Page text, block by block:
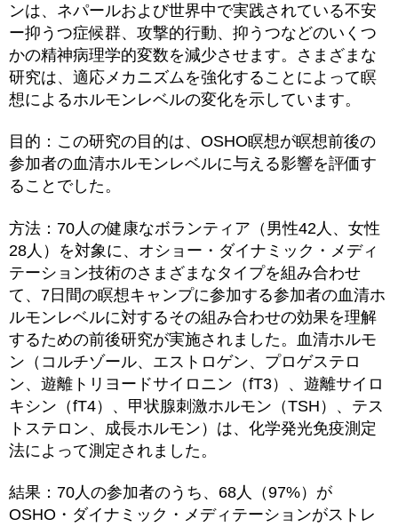
ンは、ネパールおよび世界中で実践されている不安
ー抑うつ症候群、攻撃的行動、抑うつなどのいくつ
かの精神病理学的変数を減少させます。さまざまな
研究は、適応メカニズムを強化することによって瞑
想によるホルモンレベルの変化を示しています。
目的：この研究の目的は、OSHO瞑想が瞑想前後の
参加者の血清ホルモンレベルに与える影響を評価す
ることでした。
方法：70人の健康なボランティア（男性42人、女性
28人）を対象に、オショー・ダイナミック・メディ
テーション技術のさまざまなタイプを組み合わせ
て、7日間の瞑想キャンプに参加する参加者の血清ホ
ルモンレベルに対するその組み合わせの効果を理解
するための前後研究が実施されました。血清ホルモ
ン（コルチゾール、エストロゲン、プロゲステロ
ン、遊離トリヨードサイロニン（fT3）、遊離サイロ
キシン（fT4）、甲状腺刺激ホルモン（TSH）、テス
トステロン、成長ホルモン）は、化学発光免疫測定
法によって測定されました。
結果：70人の参加者のうち、68人（97%）が
OSHO・ダイナミック・メディテーションがストレ